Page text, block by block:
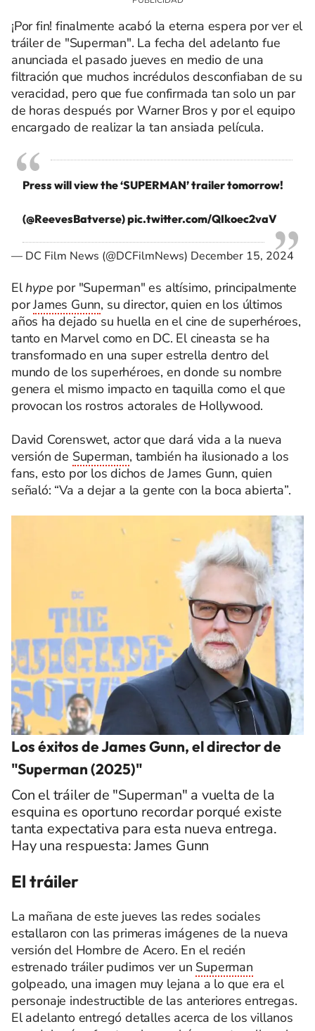
¡Por fin! finalmente acabó la eterna espera por ver el
tráiler de "Superman". La fecha del adelanto fue
anunciada el pasado jueves en medio de una
filtración que muchos incrédulos desconfiaban de su
veracidad, pero que fue confirmada tan solo un par
de horas después por Warner Bros y por el equipo
encargado de realizar la tan ansiada película.
Press will view the ‘SUPERMAN’ trailer tomorrow!
(@ReevesBatverse)pic.twitter.com/QIkoec2vaV
— DC Film News (@DCFilmNews) December 15, 2024
Elhype por "Superman" es altísimo, principalmente
porJames Gunn, su director, quien en los últimos
años ha dejado su huella en el cine de superhéroes,
tanto en Marvel como en DC. El cineasta se ha
transformado en una super estrella dentro del
mundo de los superhéroes, en donde su nombre
genera el mismo impacto en taquilla como el que
provocan los rostros actorales de Hollywood.
David Corenswet, actor que dará vida a la nueva
versión de Superman, también ha ilusionado a los
fans, esto por los dichos de James Gunn, quien
señaló: “Va a dejar a la gente con la boca abierta”.
Los éxitos de James Gunn, el director de
"Superman (2025)"
Con el tráiler de "Superman" a vuelta de la
esquina es oportuno recordar porqué existe
tanta expectativa para esta nueva entrega.
Hay una respuesta: James Gunn
El tráiler
La mañana de este jueves las redes sociales
estallaron con las primeras imágenes de la nueva
versión del Hombre de Acero. En el recién
estrenado tráiler pudimos ver un Superman
golpeado, una imagen muy lejana a lo que era el
personaje indestructible de las anteriores entregas.
El adelanto entregó detalles acerca de los villanos